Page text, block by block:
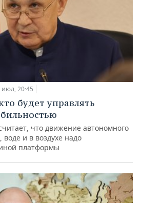
июл, 20:45
будет управлять
что движение автономного
и в воздухе надо
платформы